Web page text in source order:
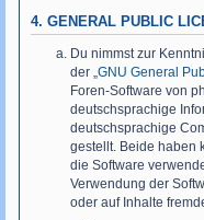
4. GENERAL PUBLIC
Du nimmst zur
der „GNU General
Foren-Software von
deutschsprachige
deutschsprachige
gestellt. Beide haben
die Software
Verwendung der
oder auf Inhalte